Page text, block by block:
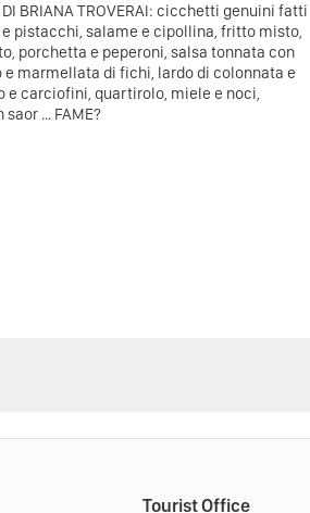
DI BRIANA TROVERAI: cicchetti genuini fatti
pistacchi, salame e cipollina, fritto misto,
porchetta e peperoni, salsa tonnata con
marmellata di fichi, lardo di colonnata e
carciofini, quartirolo, miele e noci,
… FAME?
Tourist Office